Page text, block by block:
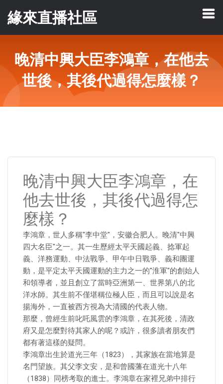
緣來直播社區
晚清中興大臣李鴻章，在他去
世後，其後代過得怎麼樣？
晚清中興大臣李鴻章，在
他去世後，其後代過得怎
麼樣？
李鴻章，世人多稱"李中堂"，安徽合肥人。晚清"中興
四大名臣"之一。其一生歷經太平天國起義、捻軍起
義、洋務運動、中法戰爭、甲午中日戰爭、義和團運
動，是平定太平天國運動的主力之一的"淮軍"的創始人
和領導者，並且創立了當時亞洲第一、世界第八的北
洋水師。其生前不僅堪稱位極人臣，而且可以說是名
揚海外，一直被西方視為大清國的代表人物。
那麼，曾經生前叱吒風雲的李鴻章，在其死後，清政
府又是怎麼對待其家人的呢？或許，很多讀者朋友們
都有著這樣的疑問。
李鴻章出生於道光三年（1823），其家族在當地算是
名門望族。其父李文安，是和曾國藩在道光十八年
（1838）同榜考取的進士。李鴻章在家裡兄弟中排行